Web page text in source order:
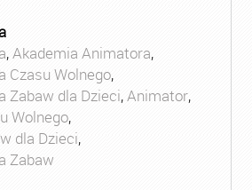
,Akademia Animatora,
Czasu Wolnego,
Zabaw dla Dzieci,Animator,
Wolnego,
dla Dzieci,
Zabaw